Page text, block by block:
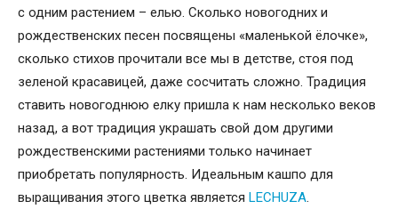
с одним растением – елью. Сколько новогодних и
рождественских песен посвящены «маленькой ёлочке»,
сколько стихов прочитали все мы в детстве, стоя под
зеленой красавицей, даже сосчитать сложно. Традиция
ставить новогоднюю елку пришла к нам несколько веков
назад, а вот традиция украшать свой дом другими
рождественскими растениями только начинает
приобретать популярность. Идеальным кашпо для
выращивания этого цветка является LECHUZA.